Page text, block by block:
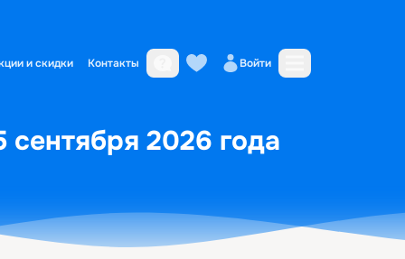
и скидки Контакты Войти
2026 года